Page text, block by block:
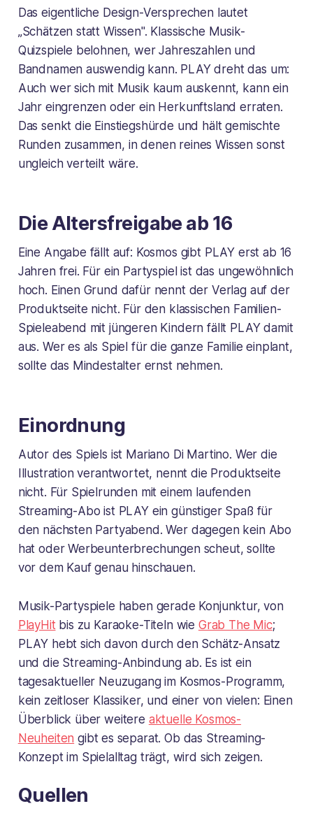
Das eigentliche Design-Versprechen lautet
„Schätzen statt Wissen". Klassische Musik-
Quizspiele belohnen, wer Jahreszahlen und
Bandnamen auswendig kann. PLAY dreht das um:
Auch wer sich mit Musik kaum auskennt, kann ein
Jahr eingrenzen oder ein Herkunftsland erraten.
Das senkt die Einstiegshürde und hält gemischte
Runden zusammen, in denen reines Wissen sonst
ungleich verteilt wäre.
Die Altersfreigabe ab 16
Eine Angabe fällt auf: Kosmos gibt PLAY erst ab 16
Jahren frei. Für ein Partyspiel ist das ungewöhnlich
hoch. Einen Grund dafür nennt der Verlag auf der
Produktseite nicht. Für den klassischen Familien-
Spieleabend mit jüngeren Kindern fällt PLAY damit
aus. Wer es als Spiel für die ganze Familie einplant,
sollte das Mindestalter ernst nehmen.
Einordnung
Autor des Spiels ist Mariano Di Martino. Wer die
Illustration verantwortet, nennt die Produktseite
nicht. Für Spielrunden mit einem laufenden
Streaming-Abo ist PLAY ein günstiger Spaß für
den nächsten Partyabend. Wer dagegen kein Abo
hat oder Werbeunterbrechungen scheut, sollte
vor dem Kauf genau hinschauen.
Musik-Partyspiele haben gerade Konjunktur, von
PlayHitbis zu Karaoke-Titeln wie Grab The Mic;
PLAY hebt sich davon durch den Schätz-Ansatz
und die Streaming-Anbindung ab. Es ist ein
tagesaktueller Neuzugang im Kosmos-Programm,
kein zeitloser Klassiker, und einer von vielen: Einen
Überblick über weitere aktuelle Kosmos-
Neuheiten gibt es separat. Ob das Streaming-
Konzept im Spielalltag trägt, wird sich zeigen.
Quellen